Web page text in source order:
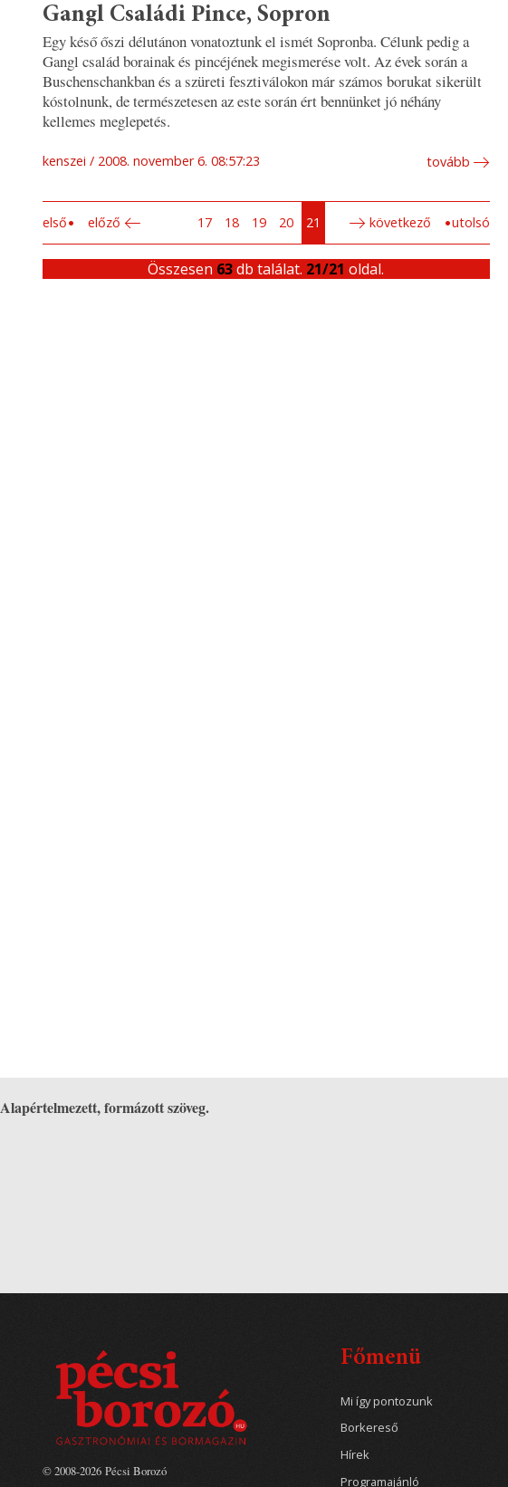
Gangl Családi Pince, Sopron
Egy késő őszi délutánon vonatoztunk el ismét Sopronba. Célunk pedig a
Gangl család borainak és pincéjének megismerése volt. Az évek során a
Buschenschankban és a szüreti fesztiválokon már számos borukat sikerült
kóstolnunk, de természetesen az este során ért bennünket jó néhány
kellemes meglepetés.
kenszei 2008. november 6. 08:57:23 tovább
első előző 17 18 19 20 21 következő utolsó
Összesen 63db találat. 21/21 oldal.
Alapértelmezett, formázott szöveg.
Főmenü
Mi így pontozunk
Borkereső
Hírek
Programajánló
© 2008-2026 Pécsi Borozó